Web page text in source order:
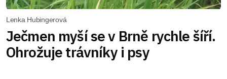
Lenka Hubingerová
Ječmen myší se v Brně rychle šíří.
Ohrožuje trávníky i psy